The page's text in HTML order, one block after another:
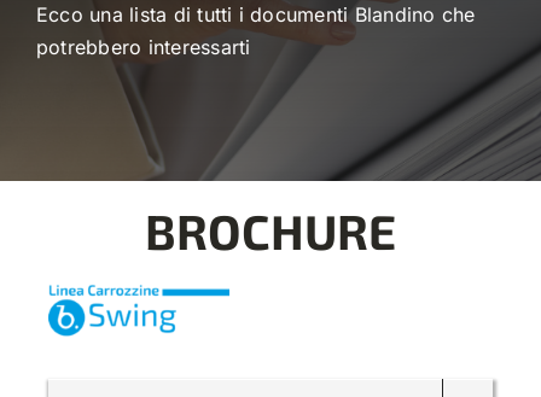
Contatti
Registra la tua carrozzina
Ecco una lista di tutti i documenti Blandino che
potrebbero interessarti
BROCHURE